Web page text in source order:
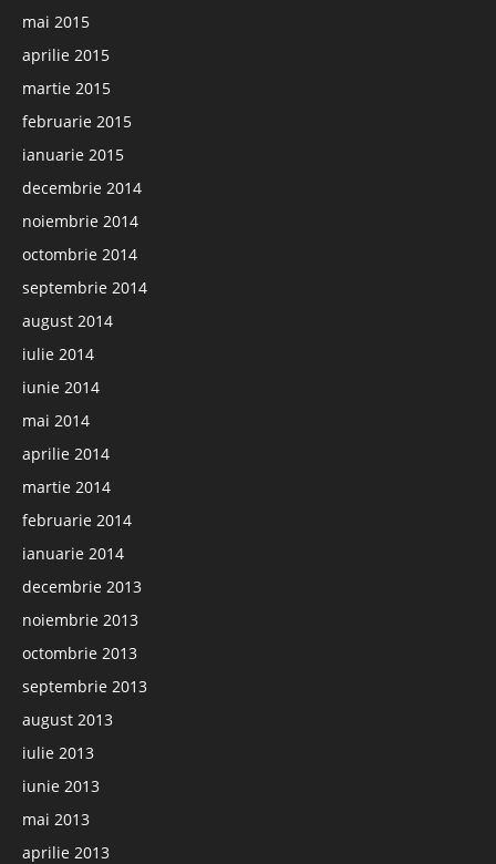
mai 2015
aprilie 2015
martie 2015
februarie 2015
ianuarie 2015
decembrie 2014
noiembrie 2014
octombrie 2014
septembrie 2014
august 2014
iulie 2014
iunie 2014
mai 2014
aprilie 2014
martie 2014
februarie 2014
ianuarie 2014
decembrie 2013
noiembrie 2013
octombrie 2013
septembrie 2013
august 2013
iulie 2013
iunie 2013
mai 2013
aprilie 2013